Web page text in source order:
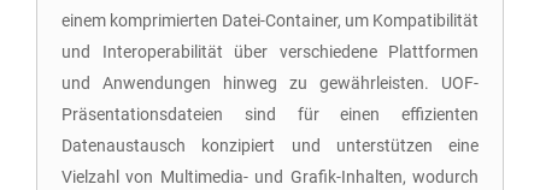
einem komprimierten Datei-Container, um Kompatibilität
und Interoperabilität über verschiedene Plattformen
und Anwendungen hinweg zu gewährleisten. UOF-
Präsentationsdateien sind für einen effizienten
Datenaustausch konzipiert und unterstützen eine
Vielzahl von Multimedia- und Grafik-Inhalten, wodurch